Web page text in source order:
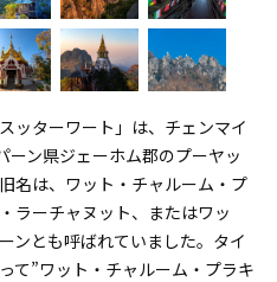
ッターワート」は、チェンマイ
ン県ジェーホム郡のプーヤッ
名は、ワット・チャルーム・プ
ラーチャヌット、またはワッ
ンとも呼ばれていました。タイ
て”ワット・チャルーム・プラキ